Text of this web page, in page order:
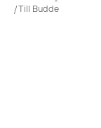
/ Till Budde